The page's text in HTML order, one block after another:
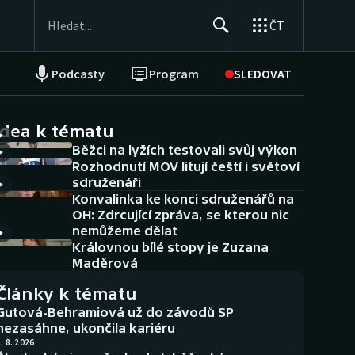
ČT
Podcasty Program SLEDOVAT
NEPŘEHLÉDNĚTE
Historické návraty
Aplikace ČT sport
AZ kvíz
k tématu
Běžci na lyžích testovali svůj výkon
Rozhodnutí MOV litují čeští i světoví
sdruženáři
Konvalinka ke konci sdruženářů na
OH: Zdrcující zpráva, se kterou nic
nemůžeme dělat
Královnou bílé stopy je Zuzana
Maděrová
k tématu
Behramiová už do závodů SP
ukončila kariéru
8. 2026